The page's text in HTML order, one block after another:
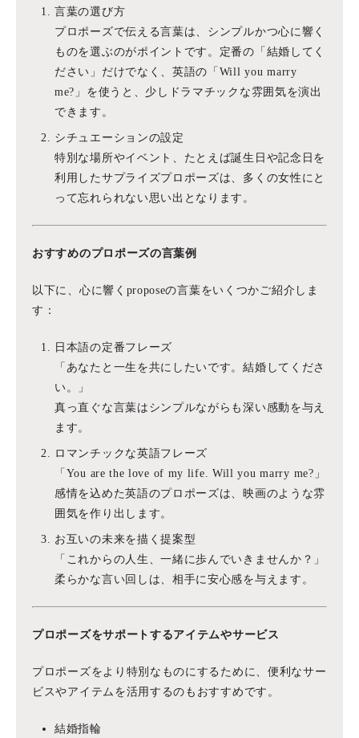
言葉の選び方
プロポーズで伝える言葉は、シンプルかつ心に響く
ものを選ぶのがポイントです。定番の「結婚してく
ださい」だけでなく、英語の「Will you marry
me?」を使うと、少しドラマチックな雰囲気を演出
できます。
シチュエーションの設定
特別な場所やイベント、たとえば誕生日や記念日を
利用したサプライズプロポーズは、多くの女性にと
って忘れられない思い出となります。
おすすめのプロポーズの言葉例
以下に、心に響くproposeの言葉をいくつかご紹介しま
す：
日本語の定番フレーズ
「あなたと一生を共にしたいです。結婚してくださ
い。」
真っ直ぐな言葉はシンプルながらも深い感動を与え
ます。
ロマンチックな英語フレーズ
「You are the love of my life. Will you marry me?」
感情を込めた英語のプロポーズは、映画のような雰
囲気を作り出します。
お互いの未来を描く提案型
「これからの人生、一緒に歩んでいきませんか？」
柔らかな言い回しは、相手に安心感を与えます。
プロポーズをサポートするアイテムやサービス
プロポーズをより特別なものにするために、便利なサー
ビスやアイテムを活用するのもおすすめです。
結婚指輪